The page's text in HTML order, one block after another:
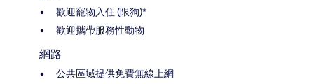
歡迎寵物入住 (限狗)*
歡迎攜帶服務性動物
網路
公共區域提供免費無線上網